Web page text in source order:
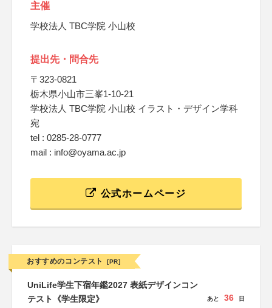
主催
学校法人 TBC学院 小山校
提出先・問合先
〒323-0821
栃木県小山市三峯1-10-21
学校法人 TBC学院 小山校 イラスト・デザイン学科
宛
tel : 0285-28-0777
mail : info@oyama.ac.jp
公式ホームページ
おすすめのコンテスト [PR]
UniLife学生下宿年鑑2027 表紙デザインコン
テスト《学生限定》
あと 36 日